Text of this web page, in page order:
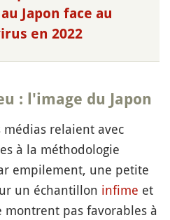
Japon face au
en 2022
: l'image du Japon
relaient avec
à la méthodologie
empilement, une petite
un échantillon infime et
pas favorables à